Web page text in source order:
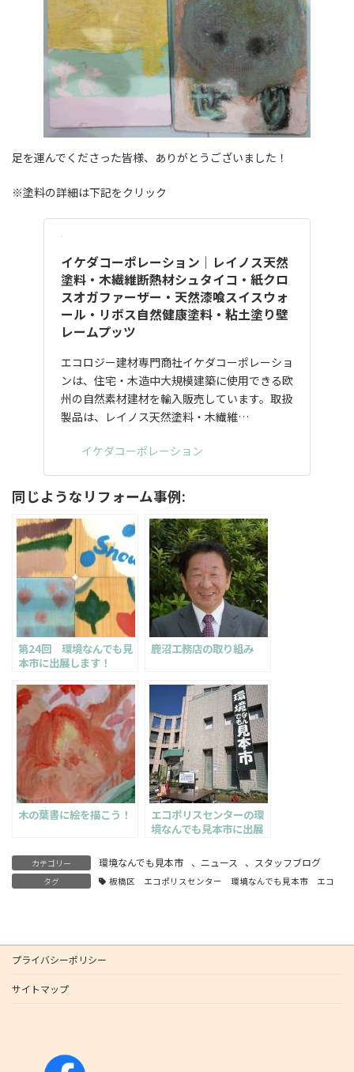
足を運んでくださった皆様、ありがとうございました！
※塗料の詳細は下記をクリック
イケダコーポレーション｜レイノス天然
塗料・木繊維断熱材シュタイコ・紙クロ
スオガファーザー・天然漆喰スイスウォ
ール・リボス自然健康塗料・粘土塗り壁
レームプッツ
エコロジー建材専門商社イケダコーポレーショ
ンは、住宅・木造中大規模建築に使用できる欧
州の自然素材建材を輸入販売しています。取扱
製品は、レイノス天然塗料・木繊維…
イケダコーポレーション
同じようなリフォーム事例:
第24回 環境なんでも見
本市に出展します！
鹿沼工務店の取り組み
木の葉書に絵を描こう！
エコポリスセンターの環
境なんでも見本市に出展
カテゴリー 環境なんでも見本市 、 ニュース 、 スタッフブログ
タグ 板橋区 エコポリスセンター 環境なんでも見本市 エコ ワ
プライバシーポリシー
サイトマップ